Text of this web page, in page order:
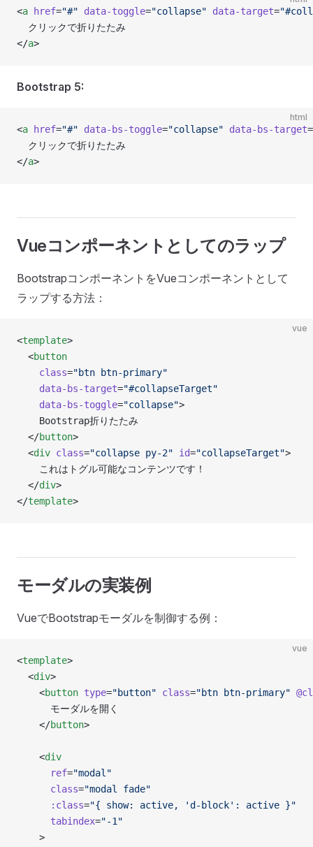
<a href="#" data-toggle="collapse" data-target=
  クリックで折りたたみ
</a>
Bootstrap 5:
html
<a href="#" data-bs-toggle="collapse" data-bs-target=
  クリックで折りたたみ
</a>
Vueコンポーネントとしてのラップ
BootstrapコンポーネントをVueコンポーネントとして
ラップする方法：
vue
<template>
  <
button
    class
="btn btn-primary"
    data-bs-target
="#collapseTarget"
    data-bs-toggle
="collapse">
    Bootstrap折りたたみ
  </
button>
  <
div class="collapse py-2" id="collapseTarget">
    これはトグル可能なコンテンツです！
  </
div>
</template>
モーダルの実装例
VueでBootstrapモーダルを制御する例：
vue
<template>
  <
div>
    <
button type="button" class="btn btn-primary"
      モーダルを開く
    </
button>
    <
div
      ref
="modal"
      class
="modal fade"
      :class
="{ show: active, 'd-block': active }"
      tabindex
="-1"
    >